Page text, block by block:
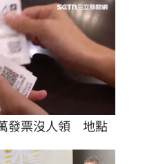
發票沒人領　地點